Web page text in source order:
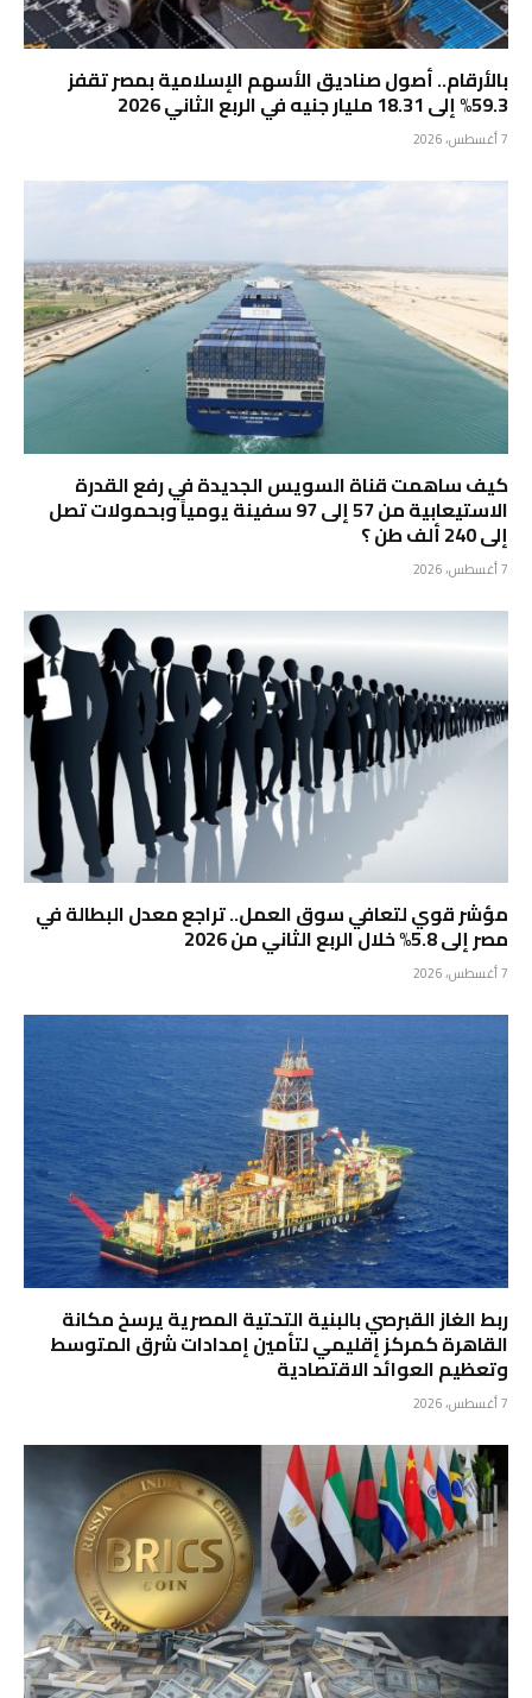
بالأرقام.. أصول صناديق الأسهم الإسلامية بمصر تقفز
59.3% إلى 18.31 مليار جنيه في الربع الثاني 2026
7 أغسطس، 2026
كيف ساهمت قناة السويس الجديدة في رفع القدرة
الاستيعابية من 57 إلى 97 سفينة يومياً وبحمولات تصل
إلى 240 ألف طن ؟
7 أغسطس، 2026
مؤشر قوي لتعافي سوق العمل.. تراجع معدل البطالة في
مصر إلى 5.8% خلال الربع الثاني من 2026
7 أغسطس، 2026
ربط الغاز القبرصي بالبنية التحتية المصرية يرسخ مكانة
القاهرة كمركز إقليمي لتأمين إمدادات شرق المتوسط
وتعظيم العوائد الاقتصادية
7 أغسطس، 2026